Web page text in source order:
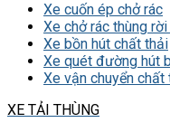
Xe cuốn ép chở rác
Xe chở rác thùng
Xe bồn hút chất thải
Xe quét đường hút
Xe vận chuyển chất
XE TẢI THÙNG